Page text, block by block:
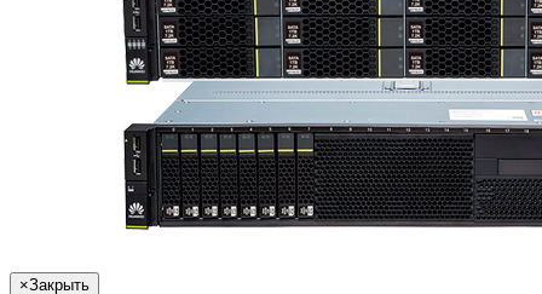
×Закрыть